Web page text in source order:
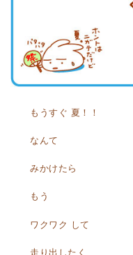
もうすぐ 夏！！
なんて
みかけたら
もう
ワクワク して
走り出したく